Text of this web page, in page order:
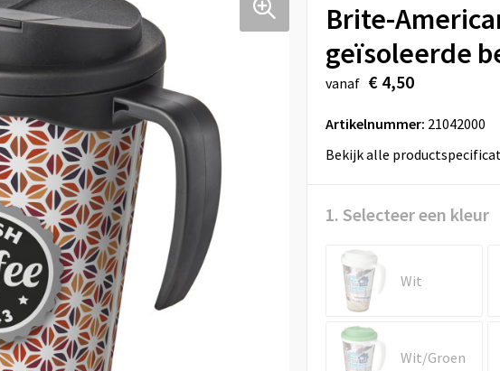
Brite-
geïsoleerde
vanaf € 4,50
Artikelnummer: 21042000
Bekijk alle
1. Selecteer een kleur
Wit
Wit/Groen